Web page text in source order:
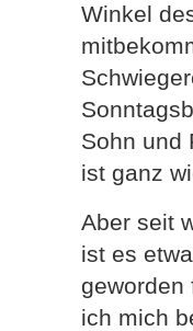
Winkel
Sohn und
ist ganz
Aber seit
ist es
geworden
ich mich